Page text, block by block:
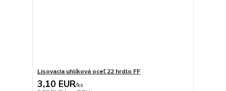
Lisovacia uhlíková oceľ 22 hrdlo FF
3,10 EUR/ks